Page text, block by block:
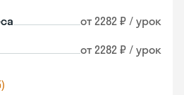
от 2282 ₽ / урок
от 2282 ₽ / урок